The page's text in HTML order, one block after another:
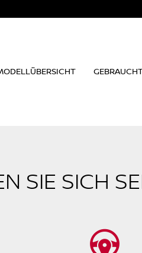
SIE SICH